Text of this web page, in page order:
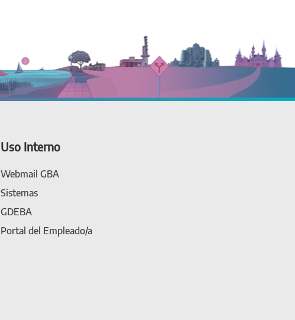
Uso Interno
Webmail GBA
Sistemas
GDEBA
Portal del Empleado/a